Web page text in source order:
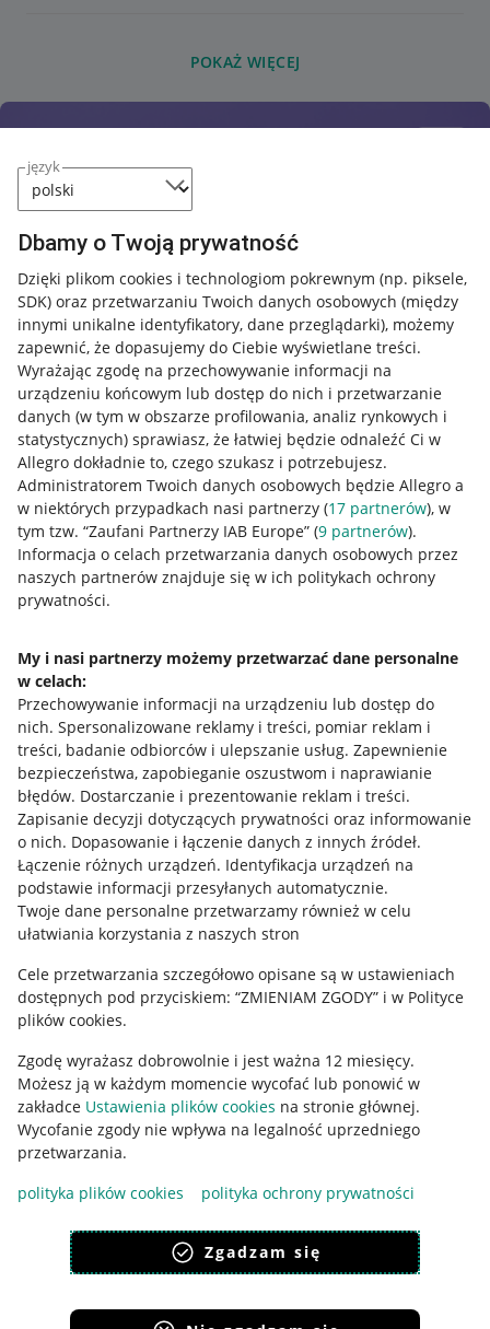
język
Dbamy o Twoją prywatność
Dzięki plikom cookies i technologiom pokrewnym (np. piksele,
SDK) oraz przetwarzaniu Twoich danych osobowych (między
innymi unikalne identyfikatory, dane przeglądarki), możemy
zapewnić, że dopasujemy do Ciebie wyświetlane treści.
Wyrażając zgodę na przechowywanie informacji na
urządzeniu końcowym lub dostęp do nich i przetwarzanie
danych (w tym w obszarze profilowania, analiz rynkowych i
statystycznych) sprawiasz, że łatwiej będzie odnaleźć Ci w
Allegro dokładnie to, czego szukasz i potrzebujesz.
Administratorem Twoich danych osobowych będzie Allegro a
w niektórych przypadkach nasi partnerzy (17 partnerów), w
tym tzw. “Zaufani Partnerzy IAB Europe” (9 partnerów).
Informacja o celach przetwarzania danych osobowych przez
naszych partnerów znajduje się w ich politykach ochrony
prywatności.
My i nasi partnerzy możemy przetwarzać dane personalne
w celach:
Przechowywanie informacji na urządzeniu lub dostęp do
nich. Spersonalizowane reklamy i treści, pomiar reklam i
treści, badanie odbiorców i ulepszanie usług. Zapewnienie
bezpieczeństwa, zapobieganie oszustwom i naprawianie
błędów. Dostarczanie i prezentowanie reklam i treści.
Zapisanie decyzji dotyczących prywatności oraz informowanie
o nich. Dopasowanie i łączenie danych z innych źródeł.
Łączenie różnych urządzeń. Identyfikacja urządzeń na
podstawie informacji przesyłanych automatycznie.
Twoje dane personalne przetwarzamy również w celu
ułatwiania korzystania z naszych stron
Cele przetwarzania szczegółowo opisane są w ustawieniach
dostępnych pod przyciskiem: “ZMIENIAM ZGODY” i w Polityce
plików cookies.
Zgodę wyrażasz dobrowolnie i jest ważna 12 miesięcy.
Możesz ją w każdym momencie wycofać lub ponowić w
zakładce Ustawienia plików cookies na stronie głównej.
Wycofanie zgody nie wpływa na legalność uprzedniego
przetwarzania.
polityka plików cookies
polityka ochrony prywatności
Zgadzam się
POKAŻ WIĘCEJ
Przydatne informacje
Jak to działa
Allegro Gadane dla sprzedających
Allegro Gadane dla kupujących
Mapa miejscowości
Informacje prawne
Regulamin
Polityka plików "cookies"
Ustawienia plików "cookies"
Udostępnianie lokalizacji
Informacje dla Aktu o Usługach Cyfrowych
Pobierz aplikację